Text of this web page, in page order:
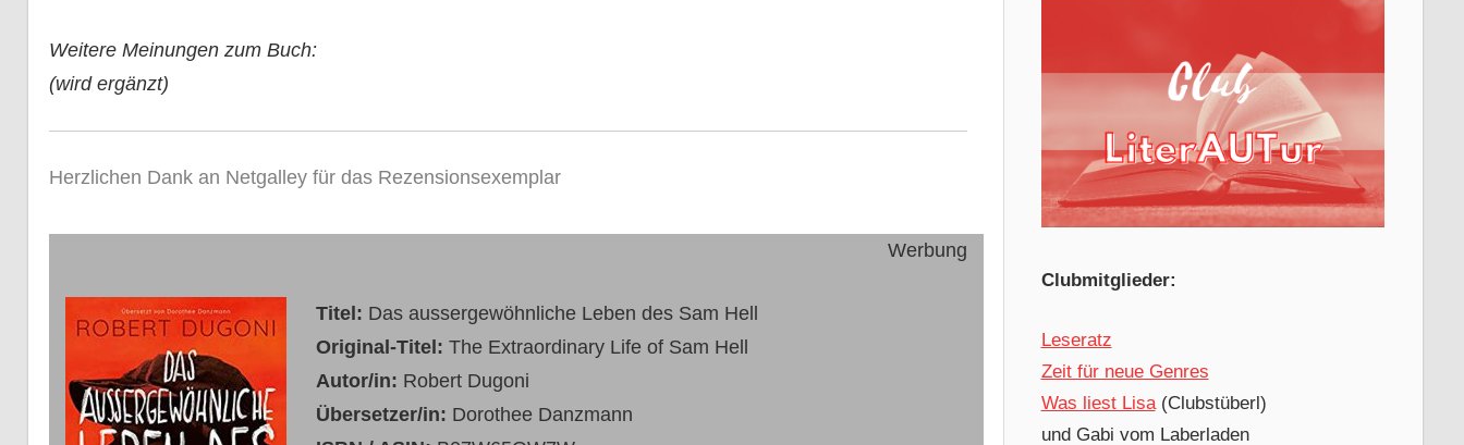
Weitere Meinungen zum Buch:
(wird ergänzt)
Herzlichen Dank an Netgalley für das Rezensionsexemplar
Werbung
Titel: Das aussergewöhnliche Leben des Sam Hell
Original-Titel: The Extraordinary Life of Sam Hell
Autor/in: Robert Dugoni
Übersetzer/in: Dorothee Danzmann
Clubmitglieder:
Leseratz
Zeit für neue Genres
Was liest Lisa(Clubstüberl)
und Gabi vom Laberladen